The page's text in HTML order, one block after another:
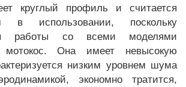
круглый профиль и считается
в использовании, поскольку
работы со всеми моделями
Она имеет невысокую
низким уровнем шума
экономно тратится,